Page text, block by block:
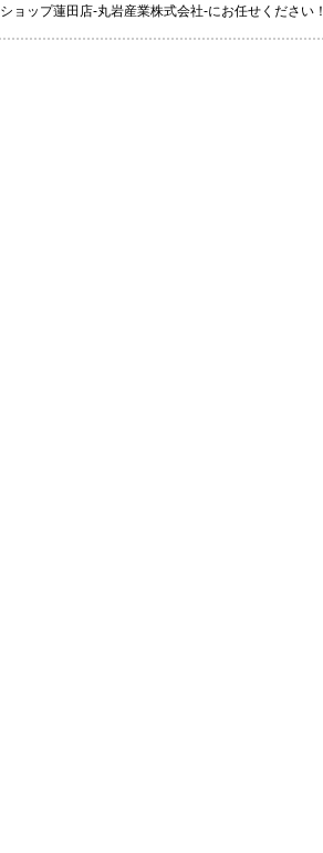
ョップ蓮田店-丸岩産業株式会社-にお任せください